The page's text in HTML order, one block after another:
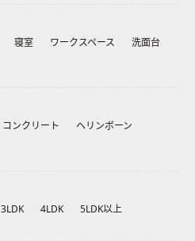
寝室 ワークスペース
洗面台
コンクリート
ヘリンボーン
3LDK 4LDK 5LDK以上